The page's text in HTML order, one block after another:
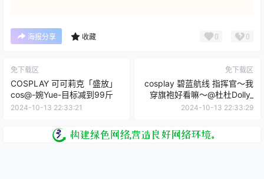
海报分享 收藏 0 0
免下载区
COSPLAY 可可莉克「盛放」
cos@-婉Yue-目标减到99斤
2024-10-13 22:33:21
免下载区
cosplay 碧蓝航线 指挥官～我
穿旗袍好看嘛～@杜杜Dolly_
2024-10-13 22:33:29